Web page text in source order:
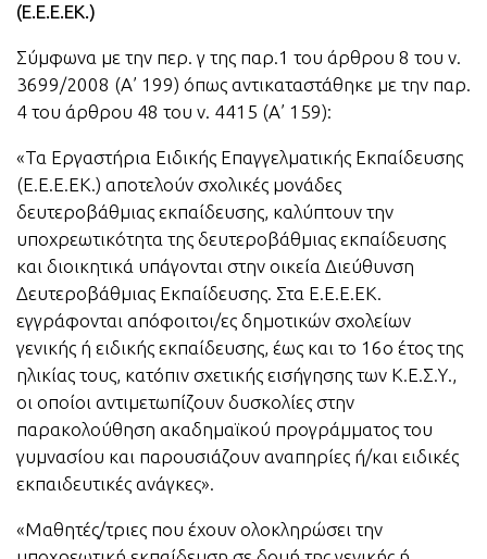
(Ε.Ε.Ε.ΕΚ.)
Σύμφωνα με την περ. γ της παρ.1 του άρθρου 8 του ν.
3699/2008 (Α’ 199) όπως αντικαταστάθηκε με την παρ.
4 του άρθρου 48 του ν. 4415 (Α’ 159):
«Τα Εργαστήρια Ειδικής Επαγγελματικής Εκπαίδευσης
(Ε.Ε.Ε.ΕΚ.) αποτελούν σχολικές μονάδες
δευτεροβάθμιας εκπαίδευσης, καλύπτουν την
υποχρεωτικότητα της δευτεροβάθμιας εκπαίδευσης
και διοικητικά υπάγονται στην οικεία Διεύθυνση
Δευτεροβάθμιας Εκπαίδευσης. Στα Ε.Ε.Ε.ΕΚ.
εγγράφονται απόφοιτοι/ες δημοτικών σχολείων
γενικής ή ειδικής εκπαίδευσης, έως και το 16ο έτος της
ηλικίας τους, κατόπιν σχετικής εισήγησης των Κ.Ε.Σ.Υ.,
οι οποίοι αντιμετωπίζουν δυσκολίες στην
παρακολούθηση ακαδημαϊκού προγράμματος του
γυμνασίου και παρουσιάζουν αναπηρίες ή/και ειδικές
εκπαιδευτικές ανάγκες».
«Μαθητές/τριες που έχουν ολοκληρώσει την